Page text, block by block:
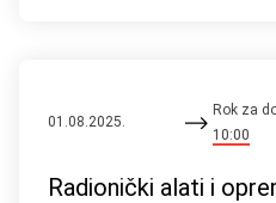
01.08.2025.
Rok za
10:00
Radionički alati i